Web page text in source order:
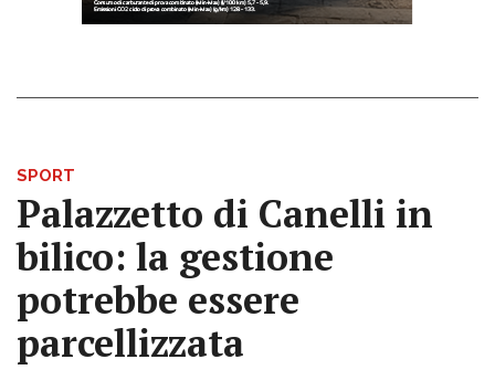
SPORT
Palazzetto di Canelli in
bilico: la gestione
potrebbe essere
parcellizzata